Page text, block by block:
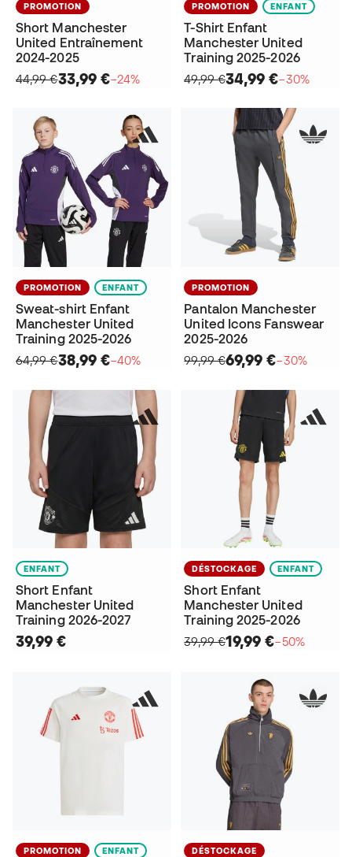
PROMOTION
Short Manchester
United Entraînement
2024-2025
44,99 €33,99 €−24%
PROMOTION ENFANT
T-Shirt Enfant
Manchester United
Training 2025-2026
49,99 €34,99 €−30%
PROMOTION ENFANT
Sweat-shirt Enfant
Manchester United
Training 2025-2026
64,99 €38,99 €−40%
PROMOTION
Pantalon Manchester
United Icons Fanswear
2025-2026
99,99 €69,99 €−30%
ENFANT
Short Enfant
Manchester United
Training 2026-2027
39,99 €
DÉSTOCKAGE ENFANT
Short Enfant
Manchester United
Training 2025-2026
39,99 €19,99 €−50%
PROMOTION ENFANT DÉSTOCKAGE